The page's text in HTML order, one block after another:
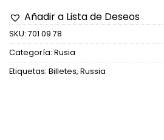
Añadir a Lista de Deseos
SKU: 701 09 78
Categoría: Rusia
Etiquetas: Billetes, Russia